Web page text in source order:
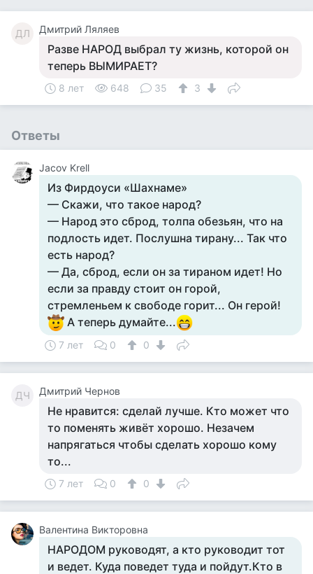
ДЛ Дмитрий Ляляев
Разве НАРОД выбрал ту жизнь, которой он
теперь ВЫМИРАЕТ?
8 лет 648 35 3
Ответы
Jacov Krell
Из Фирдоуси «Шахнаме»
— Скажи, что такое народ?
— Народ это сброд, толпа обезьян, что на
подлость идет. Послушна тирану... Так что
есть народ?
— Да, сброд, если он за тираном идет! Но
если за правду стоит он горой,
стремленьем к свободе горит... Он герой!
А теперь думайте...
7 лет 0 0
ДЧ Дмитрий Чернов
Не нравится: сделай лучше. Кто может что
то поменять живёт хорошо. Незачем
напрягаться чтобы сделать хорошо кому
то...
7 лет 0 0
Валентина Викторовна
НАРОДОМ руководят, а кто руководит тот
и ведет. Куда поведет туда и пойдут.Кто в